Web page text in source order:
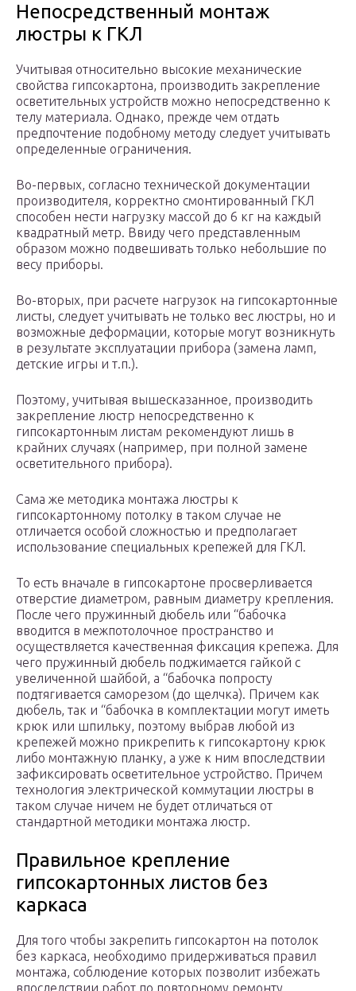
Непосредственный монтаж
люстры к ГКЛ
Учитывая относительно высокие механические
свойства гипсокартона, производить закрепление
осветительных устройств можно непосредственно к
телу материала. Однако, прежде чем отдать
предпочтение подобному методу следует учитывать
определенные ограничения.
Во-первых, согласно технической документации
производителя, корректно смонтированный ГКЛ
способен нести нагрузку массой до 6 кг на каждый
квадратный метр. Ввиду чего представленным
образом можно подвешивать только небольшие по
весу приборы.
Во-вторых, при расчете нагрузок на гипсокартонные
листы, следует учитывать не только вес люстры, но и
возможные деформации, которые могут возникнуть
в результате эксплуатации прибора (замена ламп,
детские игры и т.п.).
Поэтому, учитывая вышесказанное, производить
закрепление люстр непосредственно к
гипсокартонным листам рекомендуют лишь в
крайних случаях (например, при полной замене
осветительного прибора).
Сама же методика монтажа люстры к
гипсокартонному потолку в таком случае не
отличается особой сложностью и предполагает
использование специальных крепежей для ГКЛ.
То есть вначале в гипсокартоне просверливается
отверстие диаметром, равным диаметру крепления.
После чего пружинный дюбель или “бабочка
вводится в межпотолочное пространство и
осуществляется качественная фиксация крепежа. Для
чего пружинный дюбель поджимается гайкой с
увеличенной шайбой, а “бабочка попросту
подтягивается саморезом (до щелчка). Причем как
дюбель, так и “бабочка в комплектации могут иметь
крюк или шпильку, поэтому выбрав любой из
крепежей можно прикрепить к гипсокартону крюк
либо монтажную планку, а уже к ним впоследствии
зафиксировать осветительное устройство. Причем
технология электрической коммутации люстры в
таком случае ничем не будет отличаться от
стандартной методики монтажа люстр.
Правильное крепление
гипсокартонных листов без
каркаса
Для того чтобы закрепить гипсокартон на потолок
без каркаса, необходимо придерживаться правил
монтажа, соблюдение которых позволит избежать
впоследствии работ по повторному ремонту.